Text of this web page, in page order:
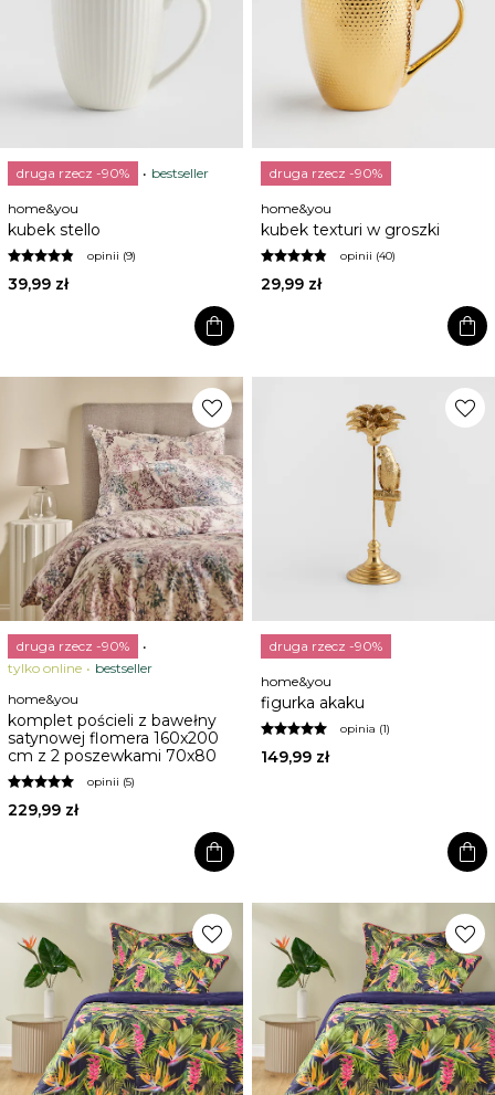
druga rzecz -90% bestseller
home&you
kubek stello
opinii (9)
39,99 zł
shopping_bag
druga rzecz -90%
home&you
kubek texturi w groszki
opinii (40)
29,99 zł
shopping_bag
favorite
druga rzecz -90%
tylko online
bestseller
home&you
komplet pościeli z bawełny
satynowej flomera 160x200
cm z 2 poszewkami 70x80
opinii (5)
229,99 zł
shopping_bag
favorite
druga rzecz -90%
home&you
figurka akaku
opinia (1)
149,99 zł
shopping_bag
favorite favorite